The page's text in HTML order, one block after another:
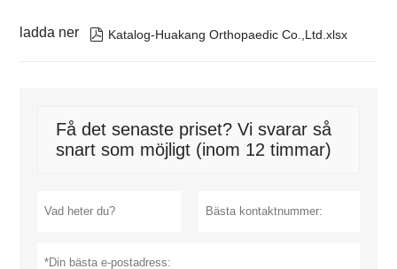
ladda ner  Katalog-Huakang Orthopaedic Co.,Ltd.xlsx
Få det senaste priset? Vi svarar så
snart som möjligt (inom 12 timmar)